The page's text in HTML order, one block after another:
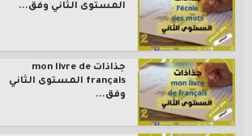
المستوى الثاني وفق...
جذاذات mon livre de
français المستوى الثاني
وفق...